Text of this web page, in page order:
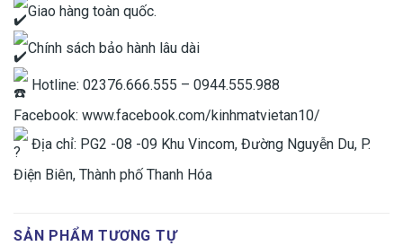
Giao hàng toàn quốc.
Chính sách bảo hành lâu dài
Hotline: 02376.666.555 – 0944.555.988
Facebook: www.facebook.com/kinhmatvietan10/
Địa chỉ: PG2 -08 -09 Khu Vincom, Đường Nguyễn Du, P.
Điện Biên, Thành phố Thanh Hóa
SẢN PHẨM TƯƠNG TỰ